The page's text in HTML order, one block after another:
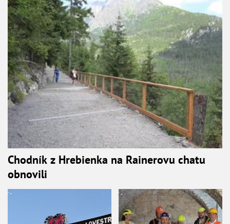
Chodník z Hrebienka na Rainerovu chatu
obnovili